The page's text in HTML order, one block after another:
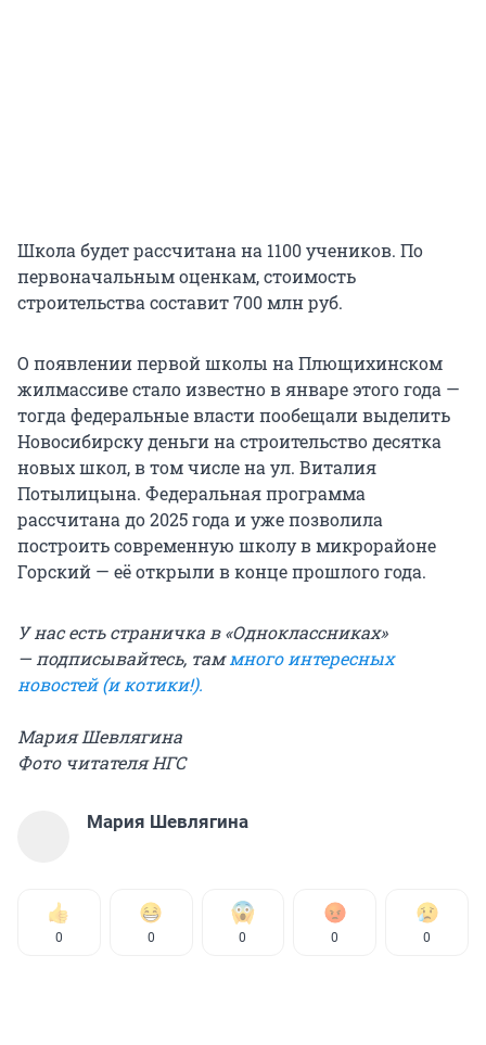
Школа будет рассчитана на 1100 учеников. По
первоначальным оценкам, стоимость
строительства составит 700 млн руб.
О появлении первой школы на Плющихинском
жилмассиве стало известно в январе этого года —
тогда федеральные власти пообещали выделить
Новосибирску деньги на строительство десятка
новых школ, в том числе на ул. Виталия
Потылицына. Федеральная программа
рассчитана до 2025 года и уже позволила
построить современную школу в микрорайоне
Горский — её открыли в конце прошлого года.
У нас есть страничка в «Одноклассниках»
— подписывайтесь, таммного интересных
новостей (и котики!).
Мария Шевлягина
Фото читателя НГС
Мария Шевлягина
0 0 0 0 0